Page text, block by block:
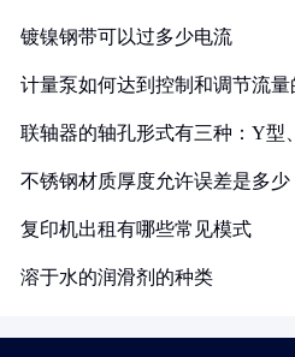
镀镍钢带可以过多少电流
计量泵如何达到控制和调节流量
联轴器的轴孔形式有三种：Y型
不锈钢材质厚度允许误差是多少
复印机出租有哪些常见模式
溶于水的润滑剂的种类